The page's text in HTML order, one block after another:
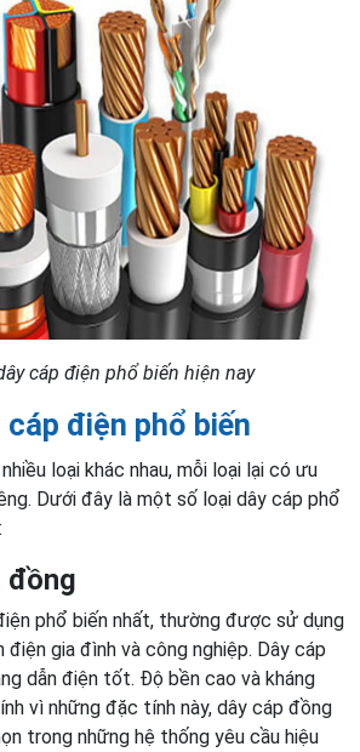
cáp điện phổ biến hiện nay
cáp điện phổ biến
loại khác nhau, mỗi loại lại có ưu
Dưới đây là một số loại dây cáp phổ
đồng
phổ biến nhất, thường được sử dụng
gia đình và công nghiệp. Dây cáp
dẫn điện tốt. Độ bền cao và kháng
vì những đặc tính này, dây cáp đồng
trong những hệ thống yêu cầu hiệu